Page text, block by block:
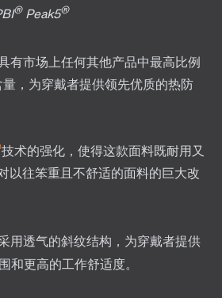
®Peak5®
有市场上任何其他产品中最高比例
，为穿戴者提供领先优质的热防
技术的强化，使得这款面料既耐用又
往笨重且不舒适的面料的巨大改
用透气的斜纹结构，为穿戴者提供
和更高的工作舒适度。